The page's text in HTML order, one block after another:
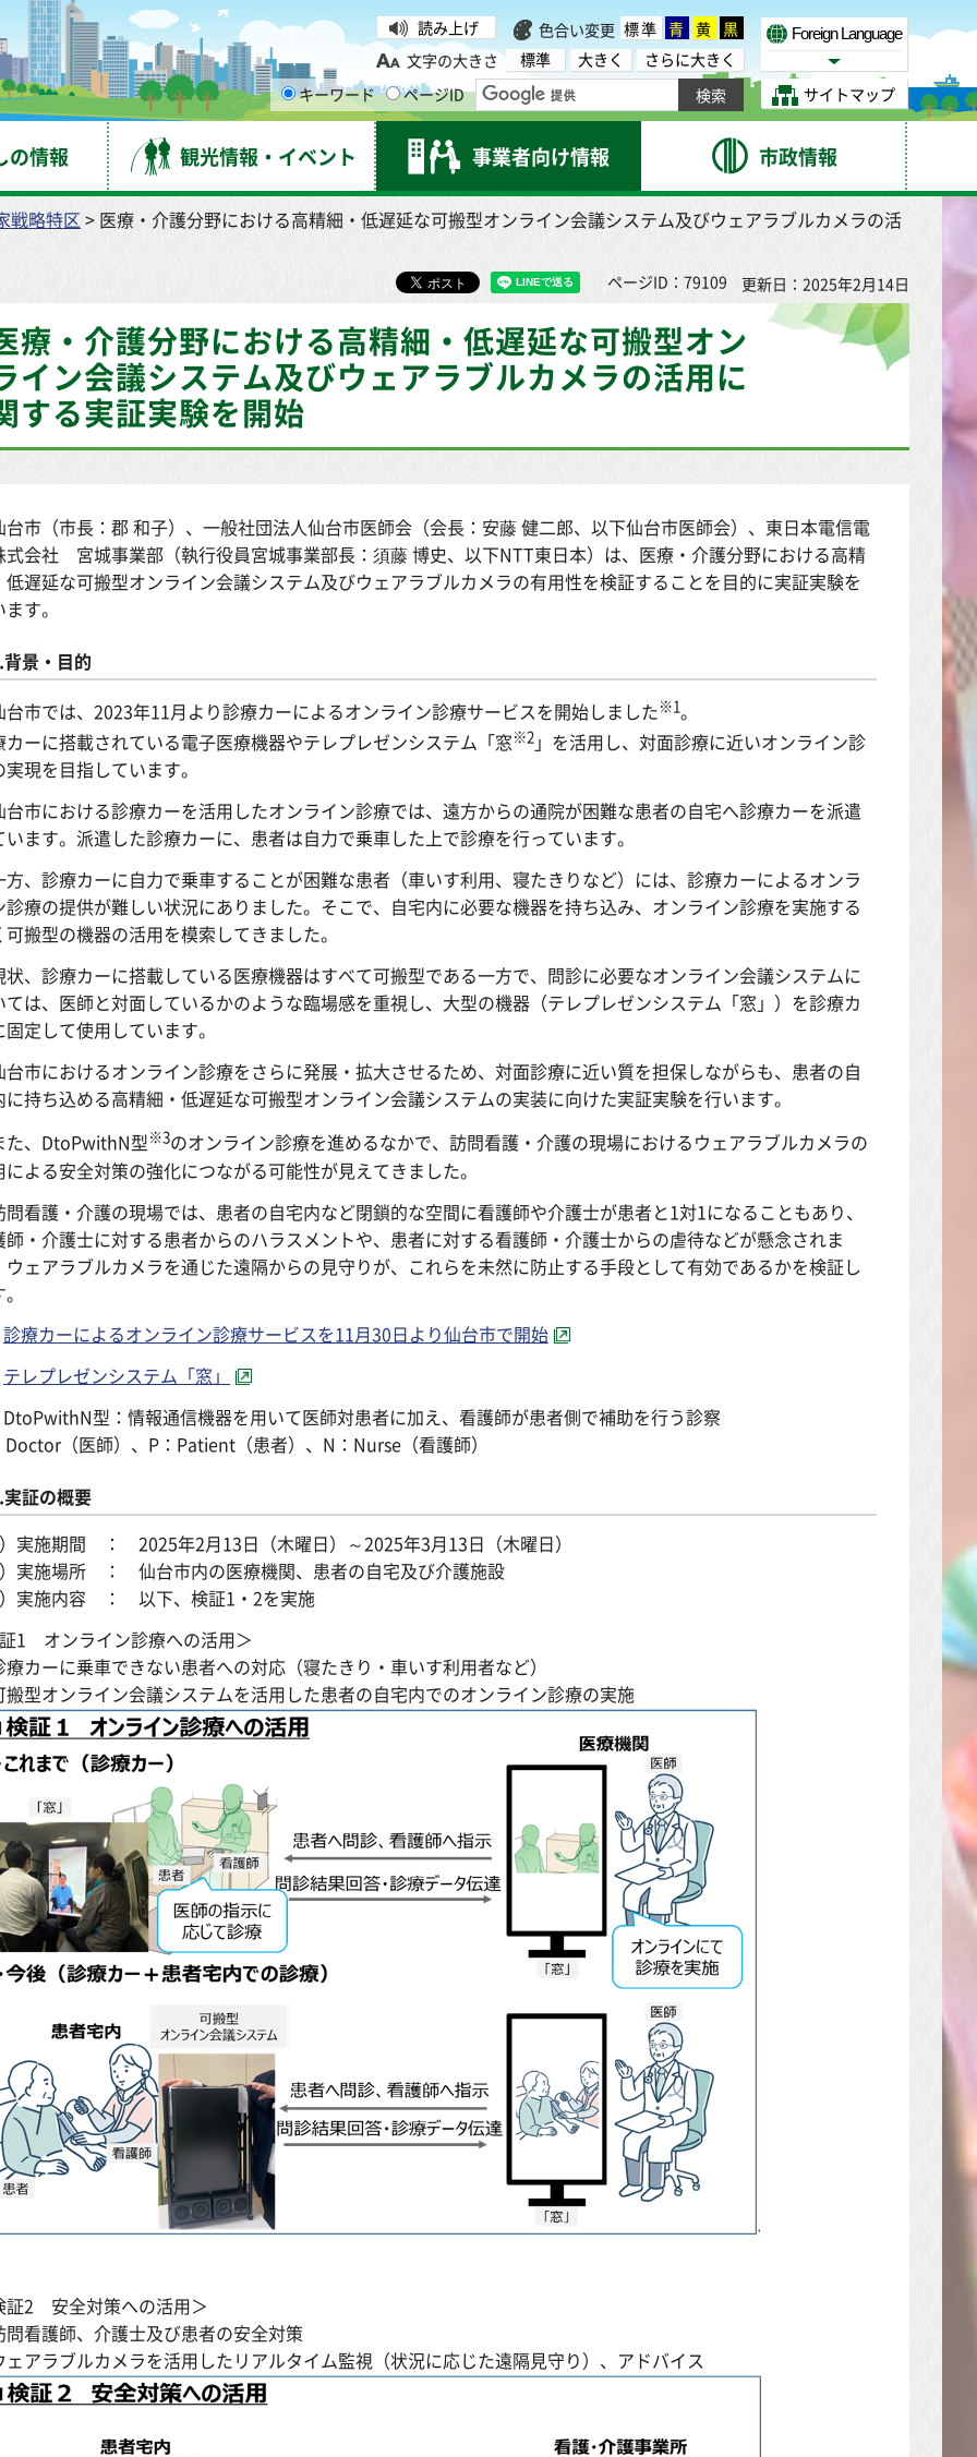
読み上げ 色合い変更 標準 青 黄 黒
文字の大きさ
標準 大きく
さらに大きく
キーワード
ページID
Foreign Language
Select Language
サイトマップ
の情報 観光情報・イベント 事業者向け情報 市政情報
戦略特区 > 医療・介護分野における高精細・低遅延な可搬型オンライン会議システム及びウェアラブルカメラの活
ページID：79109 更新日：2025年2月14日
療・介護分野における高精細・低遅延な可搬型オン
イン会議システム及びウェアラブルカメラの活用に
する実証実験を開始
市（市長：郡 和子）、一般社団法人仙台市医師会（会長：安藤 健二郎、以下仙台市医師会）、東日本電信電
式会社 宮城事業部（執行役員宮城事業部長：須藤 博史、以下NTT東日本）は、医療・介護分野における高精
低遅延な可搬型オンライン会議システム及びウェアラブルカメラの有用性を検証することを目的に実証実験を
す。
景・目的
市では、2023年11月より診療カーによるオンライン診療サービスを開始しました※1。
カーに搭載されている電子医療機器やテレプレゼンシステム「窓※2 」を活用し、対面診療に近いオンライン診
現を目指しています。
市における診療カーを活用したオンライン診療では、遠方からの通院が困難な患者の自宅へ診療カーを派遣
います。派遣した診療カーに、患者は自力で乗車した上で診療を行っています。
、診療カーに自力で乗車することが困難な患者（車いす利用、寝たきりなど）には、診療カーによるオンラ
診療の提供が難しい状況にありました。そこで、自宅内に必要な機器を持ち込み、オンライン診療を実施する
可搬型の機器の活用を模索してきました。
、診療カーに搭載している医療機器はすべて可搬型である一方で、問診に必要なオンライン会議システムに
ては、医師と対面しているかのような臨場感を重視し、大型の機器（テレプレゼンシステム「窓」）を診療カ
固定して使用しています。
市におけるオンライン診療をさらに発展・拡大させるため、対面診療に近い質を担保しながらも、患者の自
に持ち込める高精細・低遅延な可搬型オンライン会議システムの実装に向けた実証実験を行います。
、DtoPwithN型※3のオンライン診療を進めるなかで、訪問看護・介護の現場におけるウェアラブルカメラの
による安全対策の強化につながる可能性が見えてきました。
看護・介護の現場では、患者の自宅内など閉鎖的な空間に看護師や介護士が患者と1対1になることもあり、
師・介護士に対する患者からのハラスメントや、患者に対する看護師・介護士からの虐待などが懸念されま
ウェアラブルカメラを通じた遠隔からの見守りが、これらを未然に防止する手段として有効であるかを検証し
診療カーによるオンライン診療サービスを11月30日より仙台市で開始
テレプレゼンシステム「窓」
型：情報通信機器を用いて医師対患者に加え、看護師が患者側で補助を行う診察
（医師）、P：Patient（患者）、N：Nurse（看護師）
証の概要
実施期間 ： 2025年2月13日（木曜日）～2025年3月13日（木曜日）
実施場所 ： 仙台市内の医療機関、患者の自宅及び介護施設
実施内容 ： 以下、検証1・2を実施
1 オンライン診療への活用＞
療カーに乗車できない患者への対応（寝たきり・車いす利用者など）
搬型オンライン会議システムを活用した患者の自宅内でのオンライン診療の実施
証2 安全対策への活用＞
問看護師、介護士及び患者の安全対策
ェアラブルカメラを活用したリアルタイム監視（状況に応じた遠隔見守り）、アドバイス